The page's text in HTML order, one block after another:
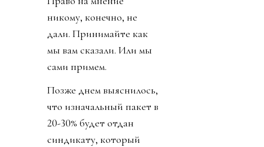
никому, конечно, не
дали. Принимайте как
мы вам сказали. Или мы
сами примем.
Позже днем выяснилось,
что изначальный пакет в
20-30% будет отдан
синдикату, который